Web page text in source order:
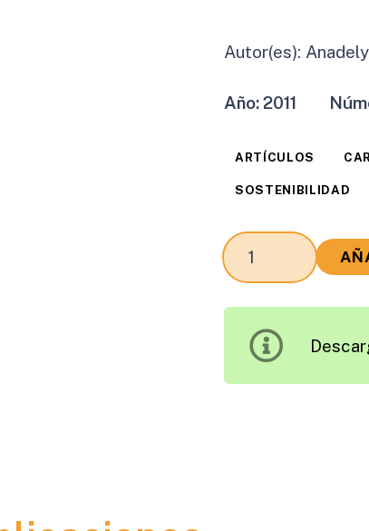
Autor(es):
Año:2011
ARTÍCULOS
SOSTENIBILIDAD
Evaluación
del